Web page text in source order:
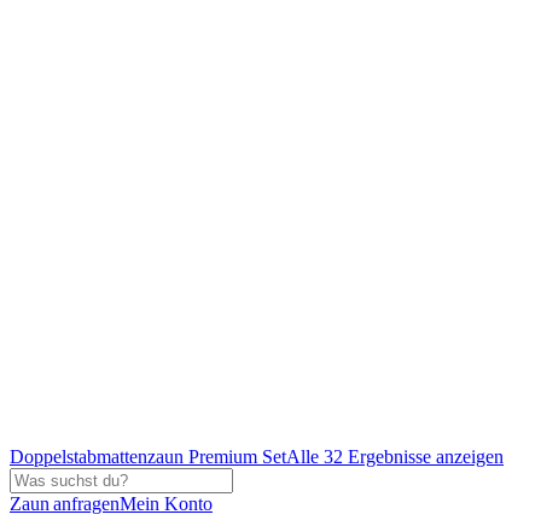
Doppelstabmattenzaun Premium SetAlle 32 Ergebnisse anzeigen
Zaun anfragenMein Konto